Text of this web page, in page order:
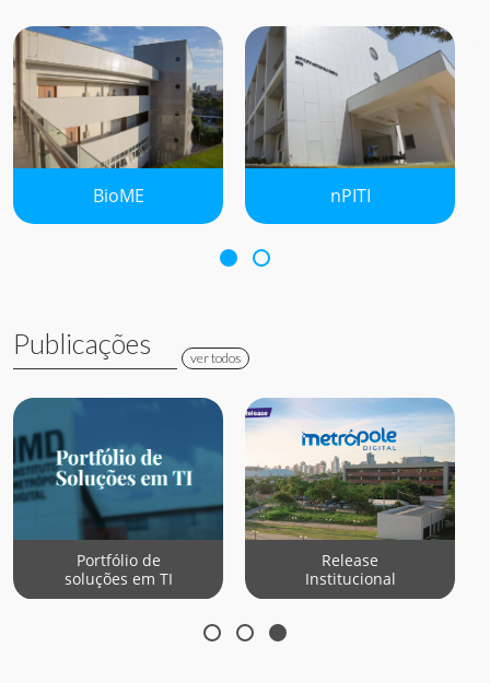
BioME nPITI
Publicações ver todos
Portfólio de
soluções em TI
Release
Institucional